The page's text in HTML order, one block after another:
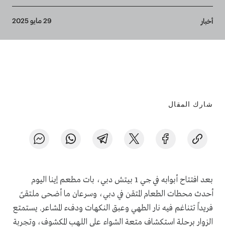
Breadcrumb
أخبار 29 مايو 2025
شارك المقال
بعد افتتاح أبوابه في جي 1 بيتش دبي، بات مطعم إينا اليوم
أحدث محطات الطعام المتقن في دبي، وسرعان ما أضحى ملتقىً
فريداً تتناغم فيه نار الطهي وعبق النكهات ودفء المشاعر. يستمتع
الزوار برحلة استكشاف متعة الشواء على اللهب المكشوف، وتجربة